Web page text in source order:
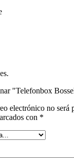
"Telefonbox
electrónico no será
con *